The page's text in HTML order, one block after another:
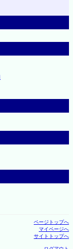
ページトップへ
マイページへ
サイトトップへ